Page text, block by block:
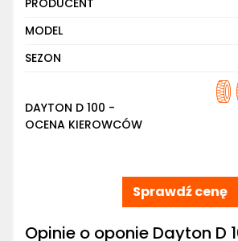
PRODUCENT
MODEL
SEZON
DAYTON D 100 -
OCENA KIEROWCÓW
Sprawdź cenę
Opinie o oponie Dayton D